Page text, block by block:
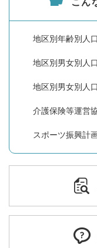
地区別年齢別人
地区別男女別人
地区別男女別人
介護保険等運営
スポーツ振興計